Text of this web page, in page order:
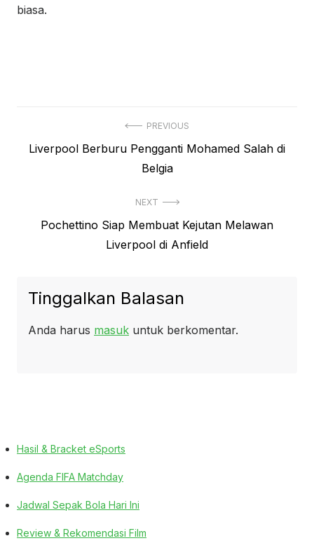
biasa.
pos
PREVIOUS
Previous
Liverpool Berburu Pengganti Mohamed Salah di
Belgia
NEXT
NextPochettino Siap Membuat Kejutan Melawan
Liverpool di Anfield
Tinggalkan Balasan
Anda harus masuk untuk berkomentar.
Hasil & Bracket eSports
Agenda FIFA Matchday
Jadwal Sepak Bola Hari Ini
Review & Rekomendasi Film